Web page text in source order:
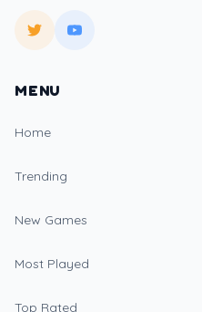
MENU
Home
Trending
New Games
Most Played
Top Rated